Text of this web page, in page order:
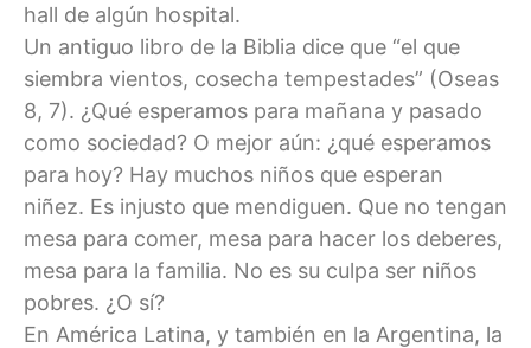
hall de algún hospital.
Un antiguo libro de la Biblia dice que “el que
siembra vientos, cosecha tempestades” (Oseas
8, 7). ¿Qué esperamos para mañana y pasado
como sociedad? O mejor aún: ¿qué esperamos
para hoy? Hay muchos niños que esperan
niñez. Es injusto que mendiguen. Que no tengan
mesa para comer, mesa para hacer los deberes,
mesa para la familia. No es su culpa ser niños
pobres. ¿O sí?
En América Latina, y también en la Argentina, la